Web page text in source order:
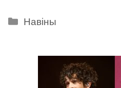
Categories
Навіны